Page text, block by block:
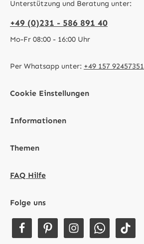
Unterstützung und Beratung unter:
+49 (0)231 - 586 891 40
Mo-Fr 08:00 - 16:00 Uhr
Per Whatsapp unter: +49 157 92457351
Cookie Einstellungen
Informationen
Themen
FAQ Hilfe
Folge uns